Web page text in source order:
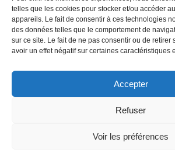
telles que les cookies pour stocker et/ou accéder
appareils. Le fait de consentir à ces technologies
des données telles que le comportement de
sur ce site. Le fait de ne pas consentir ou de retirer
avoir un effet négatif sur certaines caractéristiques
Accepter
Refuser
Voir les préférences
Mentions légales
Où Me